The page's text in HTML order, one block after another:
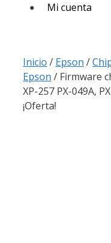
Mi cuenta
Inicio / Epson /
Epson / Firmware
XP-257 PX-049A,
¡Oferta!